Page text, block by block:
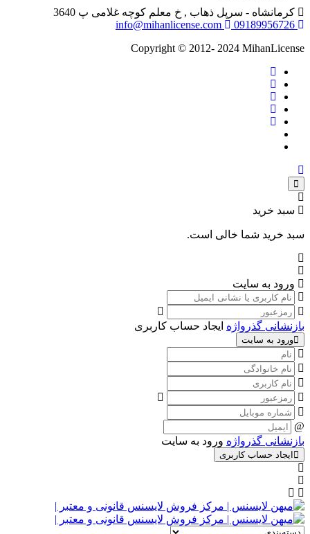
کرمانشاه - سرپل ذهاب , خ معلم کوچه غلامی پ 3640
09189956726
info@mihanlicense.com
Copyright © 2012- 2024 MihanLicense
سبد خرید
سبد خرید شما خالی است.
ورود به سایت
بازنشانی گذرواژه ایجاد حساب کاربری
ورود به سایت
بازنشانی گذرواژه ورود به سایت
ایجاد حساب کاربری